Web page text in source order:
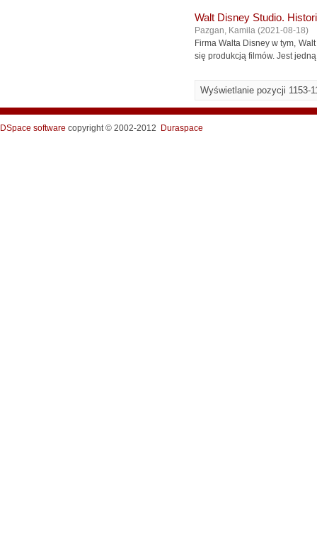
Walt Disney Studio.
Pazgan, Kamila (2021-08-18)
Firma Walta Disney w tym,
się produkcją filmów. Jest
Wyświetlanie pozycji 1153-
DSpace software copyright © 2002-2012 Duraspace